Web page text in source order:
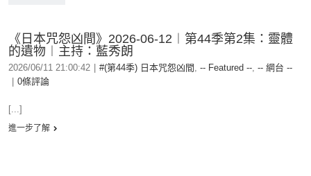
《日本咒怨凶間》2026-06-12︱第44季第2集：靈體
的遺物︱主持：藍秀朗
2026/06/11 21:00:42 #(第44季) 日本咒怨凶間 , -- Featured --, -- 網台 --
0條評論
[...]
進一步了解